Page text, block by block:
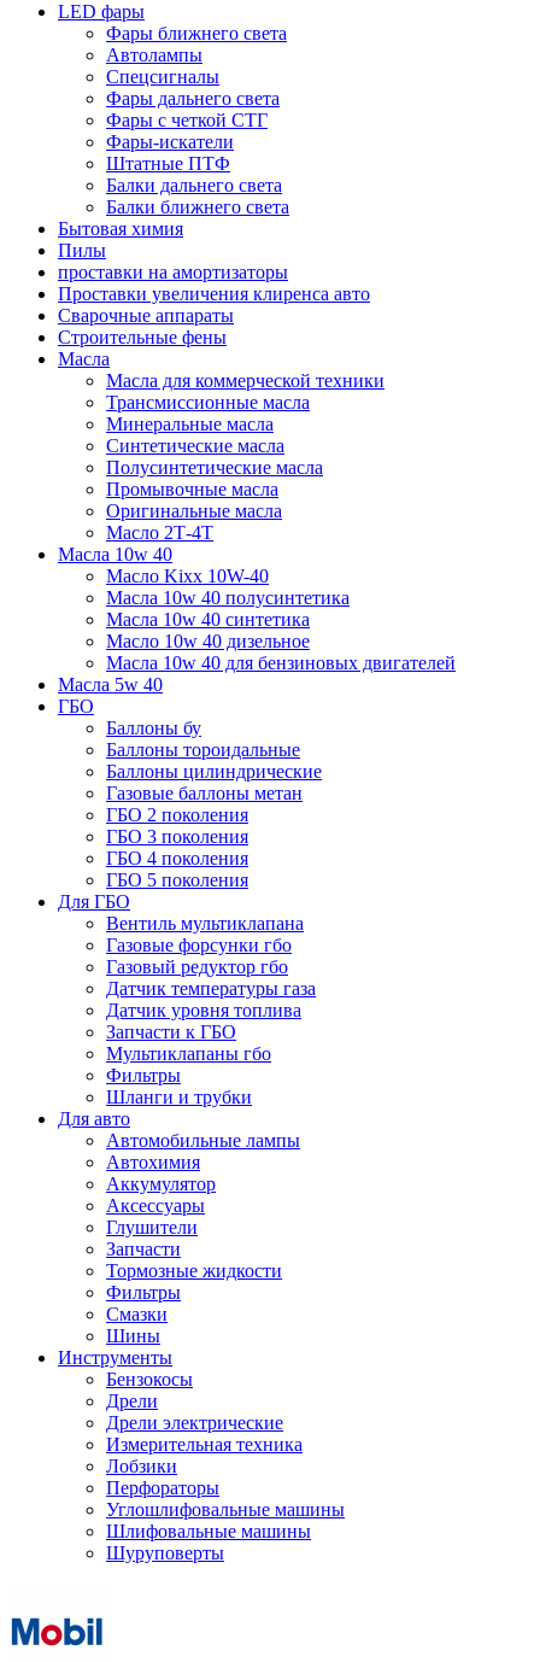
LED фары
Фары ближнего света
Автолампы
Спецсигналы
Фары дальнего света
Фары с четкой СТГ
Фары-искатели
Штатные ПТФ
Балки дальнего света
Балки ближнего света
Бытовая химия
Пилы
проставки на амортизаторы
Проставки увеличения клиренса авто
Сварочные аппараты
Строительные фены
Масла
Масла для коммерческой техники
Трансмиссионные масла
Минеральные масла
Синтетические масла
Полусинтетические масла
Промывочные масла
Оригинальные масла
Масло 2Т-4Т
Масла 10w 40
Mасло Kixx 10W-40
Масла 10w 40 полусинтетика
Масла 10w 40 синтетика
Масло 10w 40 дизельное
Масла 10w 40 для бензиновых двигателей
Масла 5w 40
ГБО
Баллоны бу
Баллоны тороидальные
Баллоны цилиндрические
Газовые баллоны метан
ГБО 2 поколения
ГБО 3 поколения
ГБО 4 поколения
ГБО 5 поколения
Для ГБО
Вентиль мультиклапана
Газовые форсунки гбо
Газовый редуктор гбо
Датчик температуры газа
Датчик уровня топлива
Запчасти к ГБО
Мультиклапаны гбо
Фильтры
Шланги и трубки
Для авто
Автомобильные лампы
Автохимия
Аккумулятор
Аксессуары
Глушители
Запчасти
Тормозные жидкости
Фильтры
Смазки
Шины
Инструменты
Бензокосы
Дрели
Дрели электрические
Измерительная техника
Лобзики
Перфораторы
Углошлифовальные машины
Шлифовальные машины
Шуруповерты